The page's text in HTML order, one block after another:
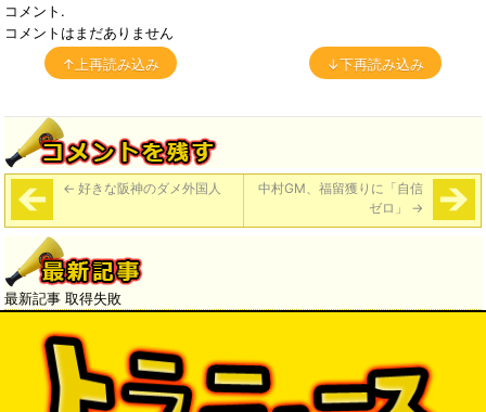
コメント.
コメントはまだありません
↑上再読み込み
↓下再読み込み
← 好きな阪神のダメ外国人
中村GM、福留獲りに「自信
ゼロ」 →
最新記事 取得失敗